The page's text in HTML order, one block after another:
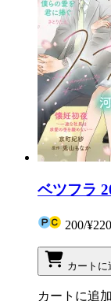
ベツフラ
200/¥220
カートに
カートに追